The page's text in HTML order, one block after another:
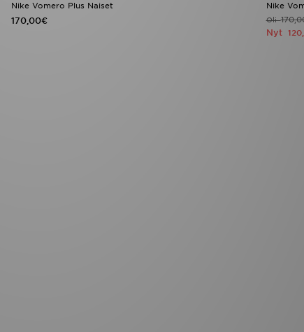
Nike Vomero Plus Naiset
170,00€
Nike
Oli
Nyt